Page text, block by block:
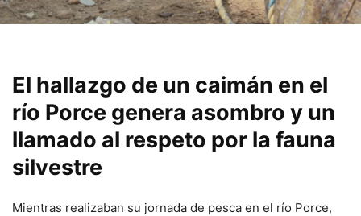
El hallazgo de un caimán en el
río Porce genera asombro y un
llamado al respeto por la fauna
silvestre
Mientras realizaban su jornada de pesca en el río Porce,